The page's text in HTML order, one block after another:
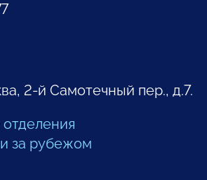
2-й Самотечный пер., д.7.
за рубежом